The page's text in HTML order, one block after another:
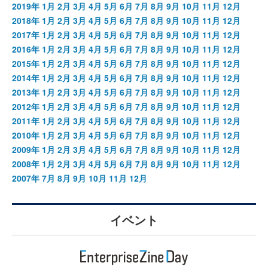
2019年 1月 2月 3月 4月 5月 6月 7月 8月 9月 10月 11月 12月
2018年 1月 2月 3月 4月 5月 6月 7月 8月 9月 10月 11月 12月
2017年 1月 2月 3月 4月 5月 6月 7月 8月 9月 10月 11月 12月
2016年 1月 2月 3月 4月 5月 6月 7月 8月 9月 10月 11月 12月
2015年 1月 2月 3月 4月 5月 6月 7月 8月 9月 10月 11月 12月
2014年 1月 2月 3月 4月 5月 6月 7月 8月 9月 10月 11月 12月
2013年 1月 2月 3月 4月 5月 6月 7月 8月 9月 10月 11月 12月
2012年 1月 2月 3月 4月 5月 6月 7月 8月 9月 10月 11月 12月
2011年 1月 2月 3月 4月 5月 6月 7月 8月 9月 10月 11月 12月
2010年 1月 2月 3月 4月 5月 6月 7月 8月 9月 10月 11月 12月
2009年 1月 2月 3月 4月 5月 6月 7月 8月 9月 10月 11月 12月
2008年 1月 2月 3月 4月 5月 6月 7月 8月 9月 10月 11月 12月
2007年 7月 8月 9月 10月 11月 12月
イベント